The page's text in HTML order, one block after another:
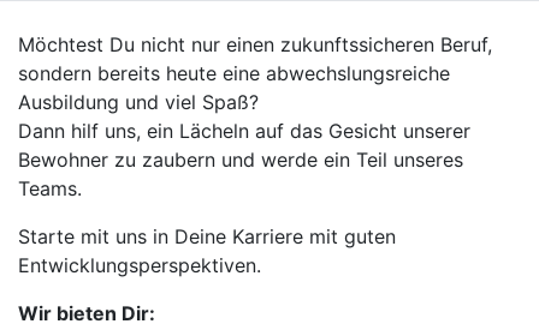
Möchtest Du nicht nur einen zukunftssicheren Beruf,
sondern bereits heute eine abwechslungsreiche
Ausbildung und viel Spaß?
Dann hilf uns, ein Lächeln auf das Gesicht unserer
Bewohner zu zaubern und werde ein Teil unseres
Teams.
Starte mit uns in Deine Karriere mit guten
Entwicklungsperspektiven.
Wir bieten Dir: